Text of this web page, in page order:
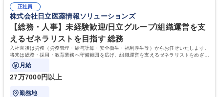
万～・残業10H◆食品原料・健康食品の商社
演算ができる方 ・業務ルールや指示を理解し、行動できる方 学歴・資格
学歴：大学院 大学 短大 語学力： 資格：
正社員
株式会社日立医薬情報ソリューションズ
【総務・人事】未経験歓迎/日立グループ/組織運営を支
えるゼネラリストを目指す 総務
入社直後は労務（労務管理・給与計算・安全衛生・福利厚生等）からお任せいたします。
将来は総務・採用・教育業務へ守備範囲を広げ、組織運営を支えるゼネラリストをめざせ
ます。
月給
27万7000円以上
勤務地